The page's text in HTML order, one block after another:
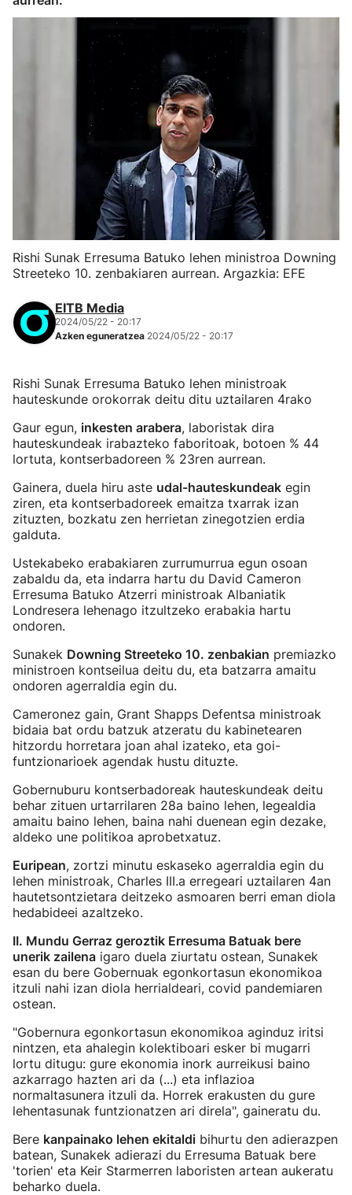
Rishi Sunak Erresuma Batuko lehen ministroa Downing
Streeteko 10. zenbakiaren aurrean. Argazkia: EFE
EITB Media
2024/05/22 - 20:17
Azken eguneratzea 2024/05/22 - 20:17
Rishi Sunak Erresuma Batuko lehen ministroak
hauteskunde orokorrak deitu ditu uztailaren 4rako
Gaur egun, inkesten arabera, laboristak dira
hauteskundeak irabazteko faboritoak, botoen % 44
lortuta, kontserbadoreen % 23ren aurrean.
Gainera, duela hiru aste udal-hauteskundeak egin
ziren, eta kontserbadoreek emaitza txarrak izan
zituzten, bozkatu zen herrietan zinegotzien erdia
galduta.
Ustekabeko erabakiaren zurrumurrua egun osoan
zabaldu da, eta indarra hartu du David Cameron
Erresuma Batuko Atzerri ministroak Albaniatik
Londresera lehenago itzultzeko erabakia hartu
ondoren.
Sunakek Downing Streeteko 10. zenbakian premiazko
ministroen kontseilua deitu du, eta batzarra amaitu
ondoren agerraldia egin du.
Cameronez gain, Grant Shapps Defentsa ministroak
bidaia bat ordu batzuk atzeratu du kabinetearen
hitzordu horretara joan ahal izateko, eta goi-
funtzionarioek agendak hustu dituzte.
Gobernuburu kontserbadoreak hauteskundeak deitu
behar zituen urtarrilaren 28a baino lehen, legealdia
amaitu baino lehen, baina nahi duenean egin dezake,
aldeko une politikoa aprobetxatuz.
Euripean, zortzi minutu eskaseko agerraldia egin du
lehen ministroak, Charles III.a erregeari uztailaren 4an
hautetsontzietara deitzeko asmoaren berri eman diola
hedabideei azaltzeko.
II. Mundu Gerraz geroztik Erresuma Batuak bere
unerik zailena igaro duela ziurtatu ostean, Sunakek
esan du bere Gobernuak egonkortasun ekonomikoa
itzuli nahi izan diola herrialdeari, covid pandemiaren
ostean.
"Gobernura egonkortasun ekonomikoa aginduz iritsi
nintzen, eta ahalegin kolektiboari esker bi mugarri
lortu ditugu: gure ekonomia inork aurreikusi baino
azkarrago hazten ari da (...) eta inflazioa
normaltasunera itzuli da. Horrek erakusten du gure
lehentasunak funtzionatzen ari direla", gaineratu du.
Bere kanpainako lehen ekitaldi bihurtu den adierazpen
batean, Sunakek adierazi du Erresuma Batuak bere
'torien' eta Keir Starmerren laboristen artean aukeratu
beharko duela.